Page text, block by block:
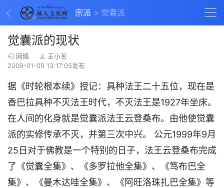
宗派 觉囊派
觉囊派的现状
网络
王小军
2009-01-09 13:17:05发布
据《时轮根本续》授记：具种法王二十五位，现在是
香巴拉具种不灭法王时代，不灭法王是1927年坐床。
在人间的化身就是觉囊派法王云登桑布。由他使觉囊
派的实修传承不灭，并第三次中兴。 公元1999年9月
25日对于佛教是一个特别的日子，法王云登桑布完成
了《觉囊全集》、《多罗拉他全集》、《笃布巴全
集》、《曼木达哇全集》、《阿旺洛珠扎巴全集》等